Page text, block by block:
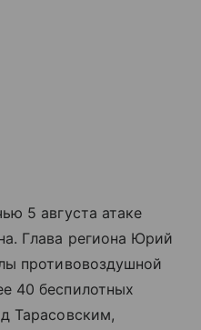
5 августа атаке
Глава региона Юрий
противовоздушной
40 беспилотных
Тарасовским,